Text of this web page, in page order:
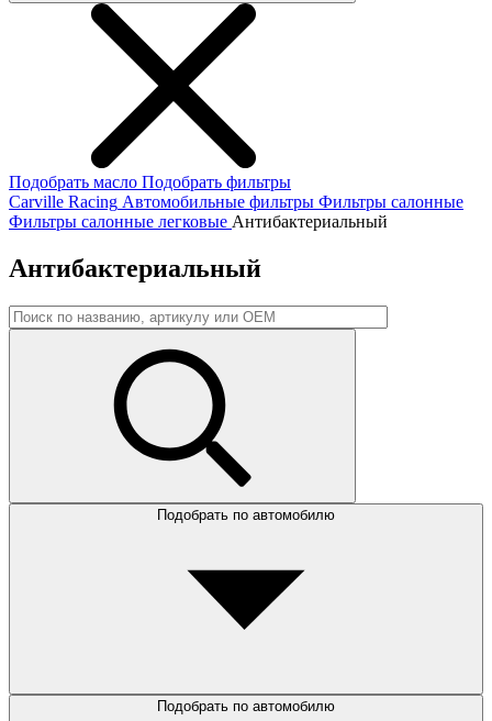
Подобрать масло Подобрать фильтры
Carville Racing Автомобильные фильтры Фильтры салонные
Фильтры салонные легковые Антибактериальный
Антибактериальный
Подобрать по автомобилю
Подобрать по автомобилю